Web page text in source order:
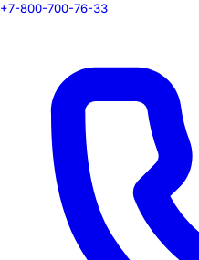
+7-800-700-76-33